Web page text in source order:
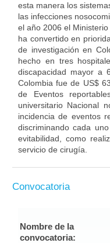
esta manera los
las infecciones
el año 2006 el
ha convertido en
de investigación en
hecho en tres
discapacidad mayor a
Colombia fue de US$
de Eventos
universitario Nacional
incidencia de eventos
discriminando cada
evitabilidad, como
servicio de cirugía.
Convocatoria
Nombre de la
convocatoria: